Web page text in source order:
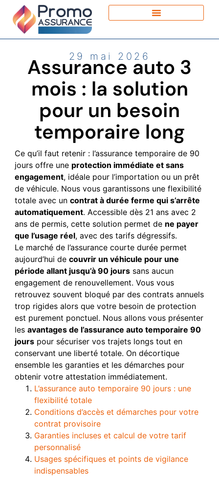
29 mai 2026
Assurance auto 3
mois : la solution
pour un besoin
temporaire long
Ce qu’il faut retenir : l’assurance temporaire de 90
jours offre une protection immédiate et sans
engagement, idéale pour l’importation ou un prêt
de véhicule. Nous vous garantissons une flexibilité
totale avec un contrat à durée ferme qui s’arrête
automatiquement. Accessible dès 21 ans avec 2
ans de permis, cette solution permet de ne payer
que l’usage réel, avec des tarifs dégressifs.
Le marché de l’assurance courte durée permet
aujourd’hui de couvrir un véhicule pour une
période allant jusqu’à 90 jours sans aucun
engagement de renouvellement. Vous vous
retrouvez souvent bloqué par des contrats annuels
trop rigides alors que votre besoin de protection
est purement ponctuel. Nous allons vous présenter
les avantages de l’assurance auto temporaire 90
jours pour sécuriser vos trajets longs tout en
conservant une liberté totale. On décortique
ensemble les garanties et les démarches pour
obtenir votre attestation immédiatement.
L’assurance auto temporaire 90 jours : une
flexibilité totale
Conditions d’accès et démarches pour votre
contrat provisoire
Garanties incluses et calcul de votre tarif
personnalisé
Usages spécifiques et points de vigilance
indispensables